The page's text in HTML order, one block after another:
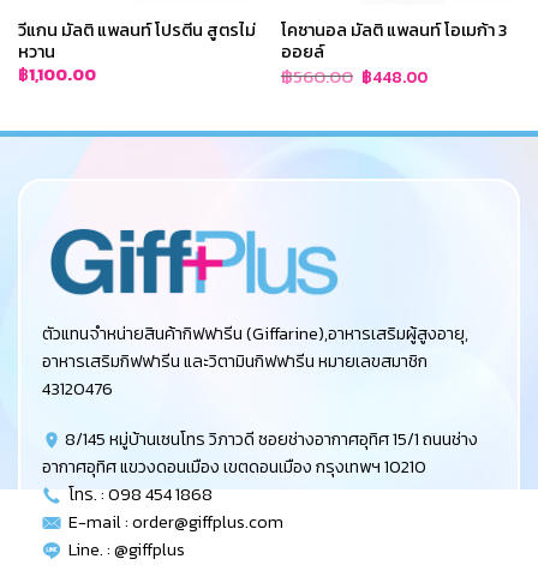
วีแกน มัลติ แพลนท์ โปรตีน สูตรไม่
หวาน
฿1,100.00
โคซานอล มัลติ แพลนท์ โอเมก้า 3
ออยล์
฿560.00 Original
price
฿448.00Current
price
ตัวแทนจำหน่ายสินค้ากิฟฟารีน (Giffarine),อาหารเสริมผู้สูงอายุ,
อาหารเสริมกิฟฟารีน และวิตามินกิฟฟารีน หมายเลขสมาชิก
43120476
8/145 หมู่บ้านเซนโทร วิภาวดี ซอยช่างอากาศอุทิศ 15/1 ถนนช่าง
อากาศอุทิศ แขวงดอนเมือง เขตดอนเมือง กรุงเทพฯ 10210
โทร. : 098 454 1868
E-mail :order@giffplus.com
Line. : @giffplus